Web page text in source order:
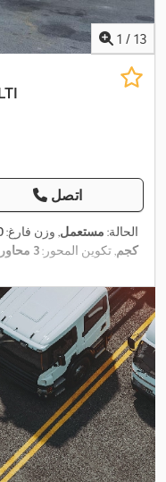
1 / 13
اتصل
الحالة: مستعمل, وزن فارغ:
كجم, تكوين المحور:3 محاور